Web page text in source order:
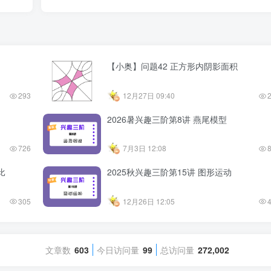
293
【小奥】问题42 正方形内阴影面积
12月27日 09:40
726
2026暑兴趣三阶第8讲 燕尾模型
7月3日 12:08
305
2025秋兴趣三阶第15讲 图形运动
12月26日 12:05
文章数 603 今日访问量 99 总访问量 272,002